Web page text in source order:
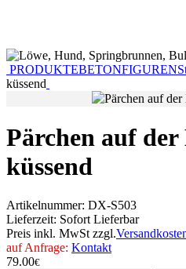
PRODUKTEBETONFIGUREN
küssend
Pärchen auf
küssend
Artikelnummer: DX-S503
Lieferzeit: Sofort Lieferbar
Preis inkl. MwSt zzgl.
auf Anfrage: Kontakt
79.00€